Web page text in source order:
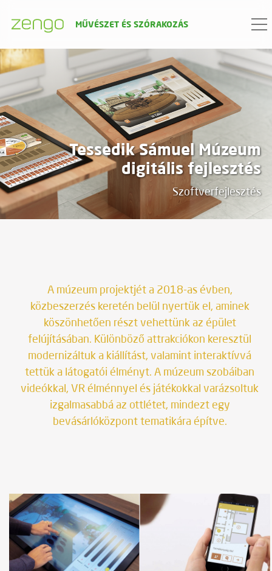
MŰVÉSZET ÉS SZÓRAKOZÁS
Tessedik Sámuel Múzeum
digitális fejlesztés
Szoftverfejlesztés
A múzeum projektjét a 2018-as évben,
közbeszerzés keretén belül nyertük el, aminek
köszönhetően részt vehettünk az épület
felújításában. Különböző attrakciókon keresztül
modernizáltuk a kiállítást, valamint interaktívvá
tettük a látogatói élményt. A múzeum szobáiban
videókkal, VR élménnyel és játékokkal varázsoltuk
izgalmasabbá az ottlétet, mindezt egy
bevásárlóközpont tematikára építve.
PROJEKT ADATOK
dátum
2020
ügyfél
Szarvas Város Önkormányzata
közbeszerzésén nyertük el a város
múzeumának felújítási projektjét.
feladat
teljes körű design és arculattervezés,
filmkészítés, Unity fejlesztés, mobilapp és
webfejlesztés
megjelenés
mobilalkalmazás áruházak, kiállítási termek,